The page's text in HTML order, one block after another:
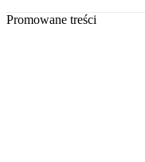
Promowane treści